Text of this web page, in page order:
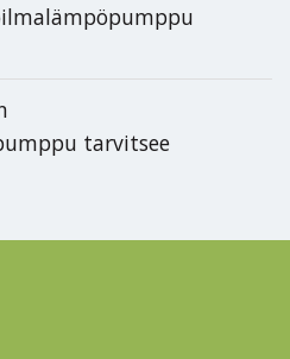
tarvitsee